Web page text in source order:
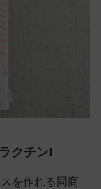
クチン!
を作れる同商